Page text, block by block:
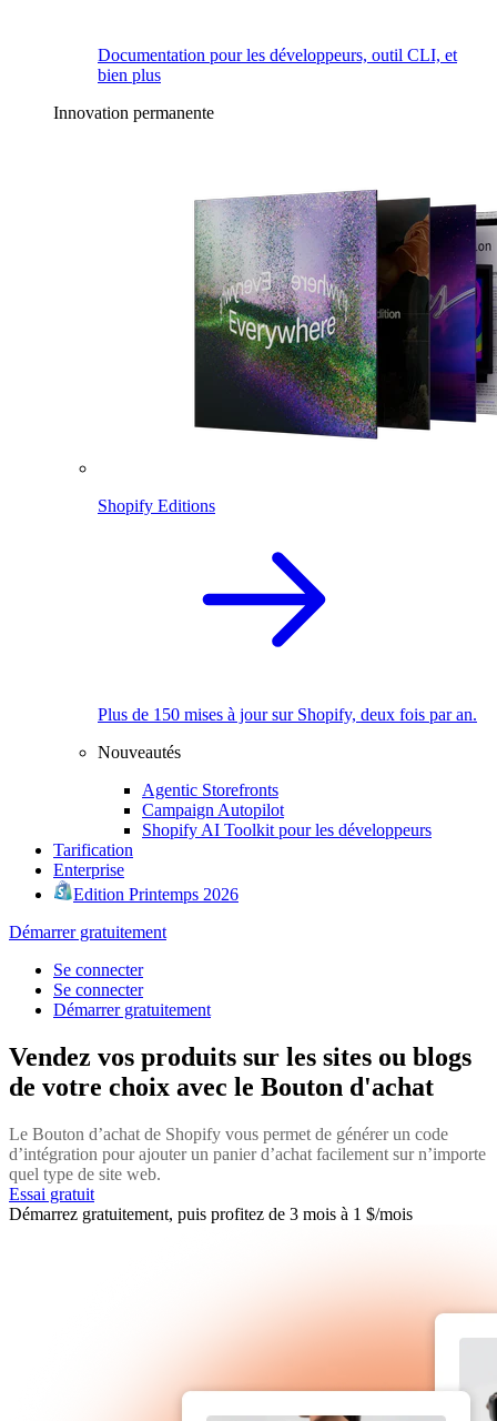
Documentation pour les développeurs, outil CLI, et
bien plus
Innovation permanente
Shopify Editions
Plus de 150 mises à jour sur Shopify, deux fois par an.
Nouveautés
Agentic Storefronts
Campaign Autopilot
Shopify AI Toolkit pour les développeurs
Tarification
Enterprise
Edition Printemps 2026
Démarrer gratuitement
Se connecter
Se connecter
Démarrer gratuitement
Vendez vos produits sur les sites ou blogs
de votre choix avec le Bouton d'achat
Le Bouton d’achat de Shopify vous permet de générer un code
d’intégration pour ajouter un panier d’achat facilement sur n’importe
quel type de site web.
Essai gratuit
Démarrez gratuitement, puis profitez de 3 mois à 1 $/mois